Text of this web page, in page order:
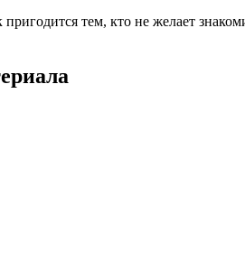
тем, кто не желает